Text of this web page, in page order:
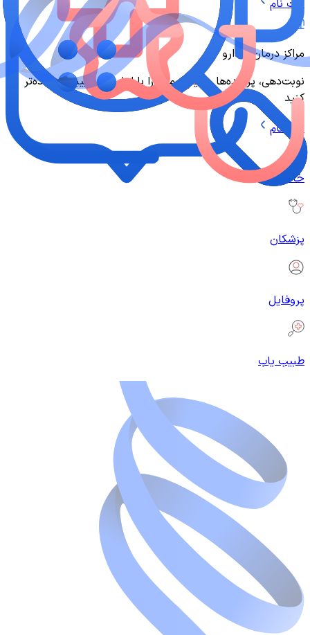
ثبت نام
مراکز درمان و دارو
نوبت‌دهی، پرونده‌ها و تیم درمان را با ابزارهای طبیبی‌نو ساده‌تر
کنید
ثبت نام
خانه
پزشکان
پروفایل
طبیب یاب